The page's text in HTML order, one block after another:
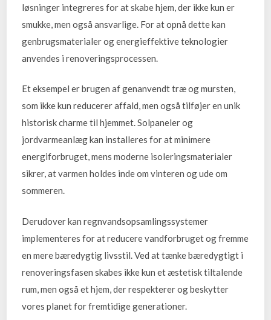
løsninger integreres for at skabe hjem, der ikke kun er
smukke, men også ansvarlige. For at opnå dette kan
genbrugsmaterialer og energieffektive teknologier
anvendes i renoveringsprocessen.
Et eksempel er brugen af genanvendt træ og mursten,
som ikke kun reducerer affald, men også tilføjer en unik
historisk charme til hjemmet. Solpaneler og
jordvarmeanlæg kan installeres for at minimere
energiforbruget, mens moderne isoleringsmaterialer
sikrer, at varmen holdes inde om vinteren og ude om
sommeren.
Derudover kan regnvandsopsamlingssystemer
implementeres for at reducere vandforbruget og fremme
en mere bæredygtig livsstil. Ved at tænke bæredygtigt i
renoveringsfasen skabes ikke kun et æstetisk tiltalende
rum, men også et hjem, der respekterer og beskytter
vores planet for fremtidige generationer.